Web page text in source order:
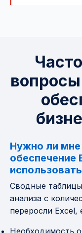
Нужно ли
обеспечение
Сводные
анализа с
переросли Excel,